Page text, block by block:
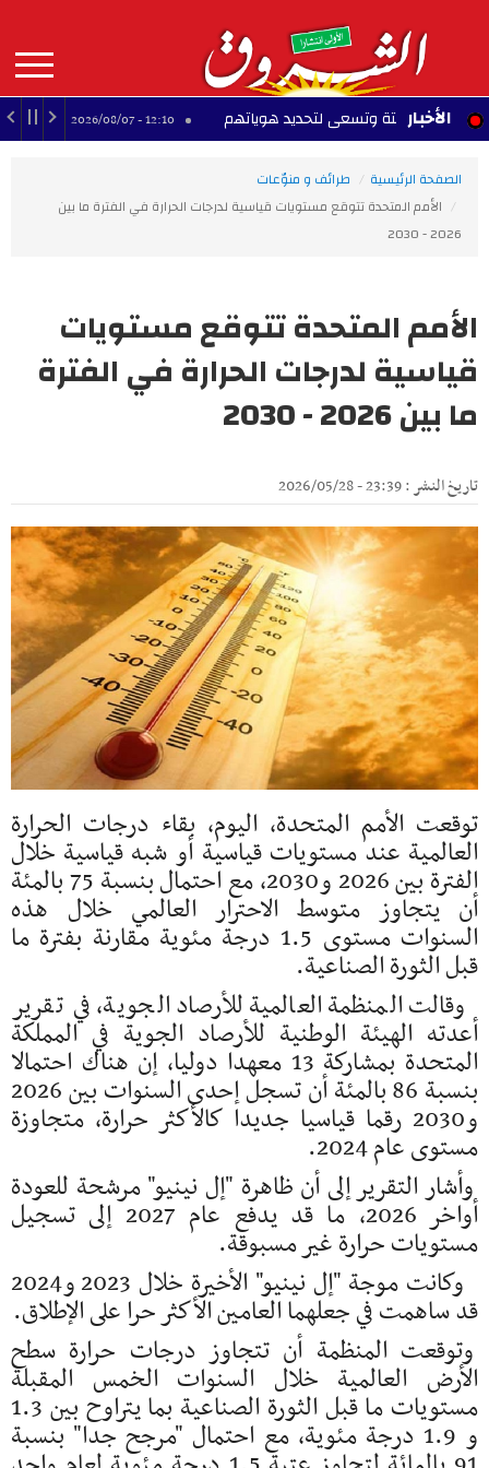
contenu
principal
MAIN
NAVIGATION الأخبار
سبتة وتسعى لتحديد هوياتهم 12:10 - 2026/08/07 راضية الجربي:
الصفحة الرئيسية
طرائف و منوّعات
الأمم المتحدة تتوقع مستويات قياسية لدرجات الحرارة في الفترة ما بين
2026 - 2030
الأمم المتحدة تتوقع مستويات
قياسية لدرجات الحرارة في الفترة
ما بين 2026 - 2030
تاريخ النشر : 23:39 - 2026/05/28
توقعت الأمم المتحدة، اليوم، بقاء درجات الحرارة
العالمية عند مستويات قياسية أو شبه قياسية خلال
الفترة بين 2026 و2030، مع احتمال بنسبة 75 بالمئة
أن يتجاوز متوسط الاحترار العالمي خلال هذه
السنوات مستوى 1.5 درجة مئوية مقارنة بفترة ما
قبل الثورة الصناعية.
وقالت المنظمة العالمية للأرصاد الجوية، في تقرير
أعدته الهيئة الوطنية للأرصاد الجوية في المملكة
المتحدة بمشاركة 13 معهدا دوليا، إن هناك احتمالا
بنسبة 86 بالمئة أن تسجل إحدى السنوات بين 2026
و2030 رقما قياسيا جديدا كالأكثر حرارة، متجاوزة
مستوى عام 2024.
وأشار التقرير إلى أن ظاهرة "إل نينيو" مرشحة للعودة
أواخر 2026، ما قد يدفع عام 2027 إلى تسجيل
مستويات حرارة غير مسبوقة.
وكانت موجة "إل نينيو" الأخيرة خلال 2023 و2024
قد ساهمت في جعلهما العامين الأكثر حرا على الإطلاق.
وتوقعت المنظمة أن تتجاوز درجات حرارة سطح
الأرض العالمية خلال السنوات الخمس المقبلة
مستويات ما قبل الثورة الصناعية بما يتراوح بين 1.3
و 1.9 درجة مئوية، مع احتمال "مرجح جدا" بنسبة